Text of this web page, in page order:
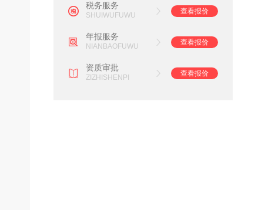
税务服务
SHUIWUFUWU
查看报价
年报服务
NIANBAOFUWU
查看报价
资质审批
ZIZHISHENPI
查看报价